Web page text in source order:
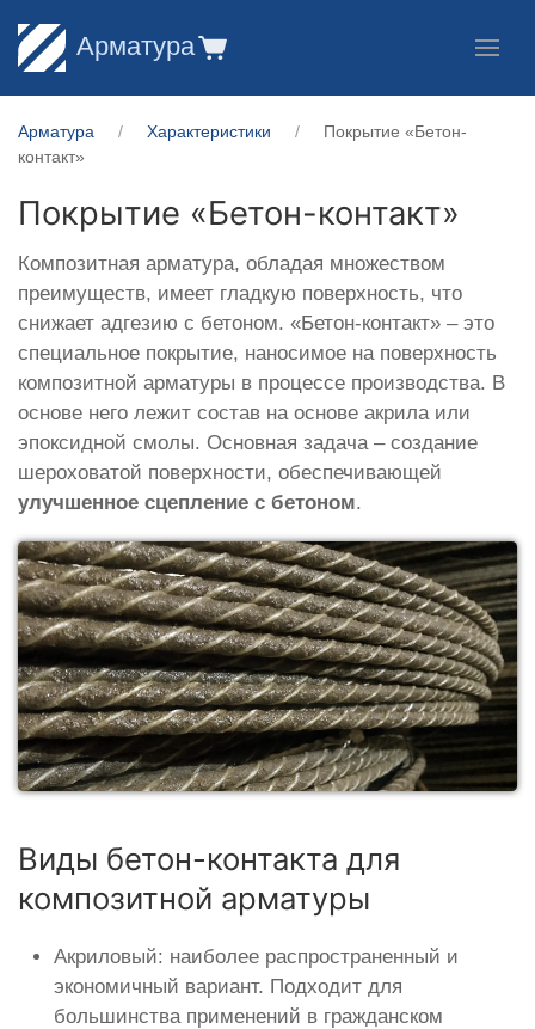
Арматура
Арматура Характеристики
Покрытие «Бетон-
контакт»
Покрытие «Бетон-контакт»
Композитная арматура, обладая множеством
преимуществ, имеет гладкую поверхность, что
снижает адгезию с бетоном. «Бетон-контакт» – это
специальное покрытие, наносимое на поверхность
композитной арматуры в процессе производства. В
основе него лежит состав на основе акрила или
эпоксидной смолы. Основная задача – создание
шероховатой поверхности, обеспечивающей
улучшенное сцепление с бетоном.
Виды бетон-контакта для
композитной арматуры
Акриловый: наиболее распространенный и
экономичный вариант. Подходит для
большинства применений в гражданском